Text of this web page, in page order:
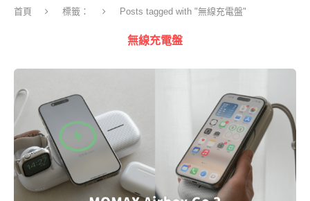
首頁 標籤： Posts tagged with "無線充電盤"
無線充電盤